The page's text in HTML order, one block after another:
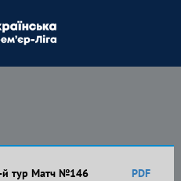
й тур Матч №146 PDF